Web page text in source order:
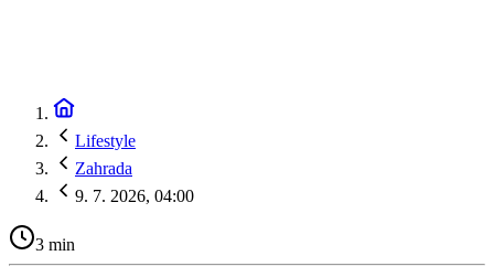
Lifestyle
Zahrada
9. 7. 2026, 04:00
3 min